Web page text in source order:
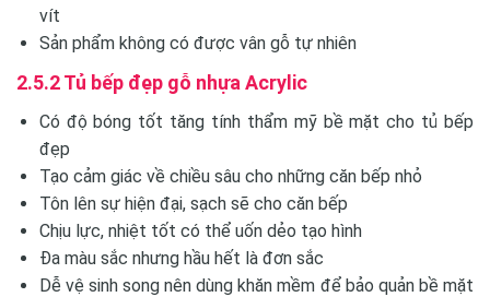
vít
Sản phẩm không có được vân gỗ tự nhiên
2.5.2 Tủ bếp đẹp gỗ nhựa Acrylic
Có độ bóng tốt tăng tính thẩm mỹ bề mặt cho tủ bếp
đẹp
Tạo cảm giác về chiều sâu cho những căn bếp nhỏ
Tôn lên sự hiện đại, sạch sẽ cho căn bếp
Chịu lực, nhiệt tốt có thể uốn dẻo tạo hình
Đa màu sắc nhưng hầu hết là đơn sắc
Dễ vệ sinh song nên dùng khăn mềm để bảo quản bề mặt